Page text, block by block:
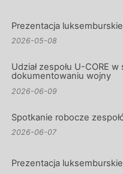
Udział zespołu U-CORE
dokumentowaniu wojny
2026-06-09
Spotkanie robocze
2026-06-07
Prezentacja
2026-05-08
Udział zespołu U-CORE
dokumentowaniu wojny